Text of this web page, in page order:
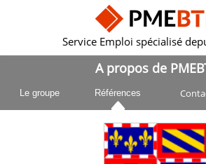
Service Emploi spécialisé
A propos de
Le groupe Références